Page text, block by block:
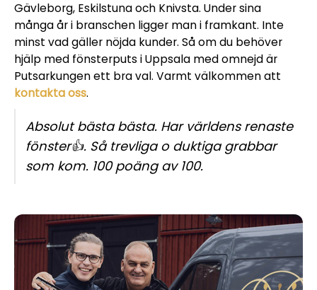
Gävleborg, Eskilstuna och Knivsta. Under sina
många år i branschen ligger man i framkant. Inte
minst vad gäller nöjda kunder. Så om du behöver
hjälp med fönsterputs i Uppsala med omnejd är
Putsarkungen ett bra val. Varmt välkommen att
kontakta oss.
Absolut bästa bästa. Har världens renaste
fönster👍. Så trevliga o duktiga grabbar
som kom. 100 poäng av 100.